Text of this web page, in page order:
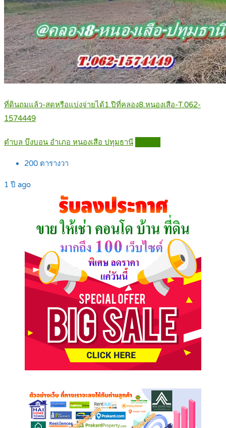
ที่ดินถมแล้ว-สดหรือแบ่งจ่ายได้1.ปีที่คลอง8.หนองเสือ-T.062-
1574449
ตำบล บึงบอน อำเภอ หนองเสือ ปทุมธานี
200 ตารางวา
1 ปี ago